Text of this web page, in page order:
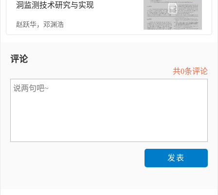
洞监测技术研究与实现
赵跃华， 邓渊浩
评论
共0条评论
发表